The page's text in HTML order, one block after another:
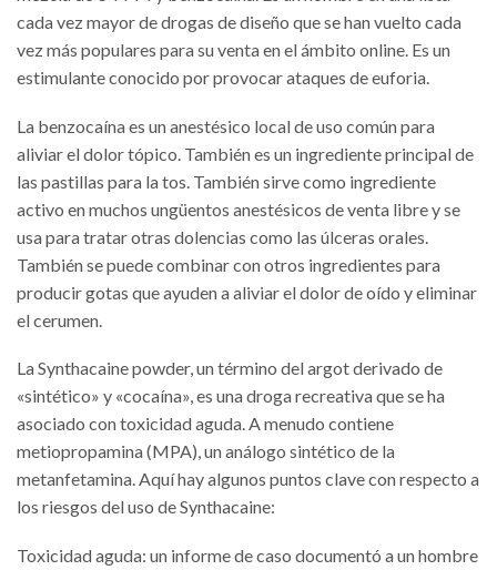
cada vez mayor de drogas de diseño que se han vuelto cada
vez más populares para su venta en el ámbito online. Es un
estimulante conocido por provocar ataques de euforia.
La benzocaína es un anestésico local de uso común para
aliviar el dolor tópico. También es un ingrediente principal de
las pastillas para la tos. También sirve como ingrediente
activo en muchos ungüentos anestésicos de venta libre y se
usa para tratar otras dolencias como las úlceras orales.
También se puede combinar con otros ingredientes para
producir gotas que ayuden a aliviar el dolor de oído y eliminar
el cerumen.
La Synthacaine powder, un término del argot derivado de
«sintético» y «cocaína», es una droga recreativa que se ha
asociado con toxicidad aguda. A menudo contiene
metiopropamina (MPA), un análogo sintético de la
metanfetamina. Aquí hay algunos puntos clave con respecto a
los riesgos del uso de Synthacaine:
Toxicidad aguda: un informe de caso documentó a un hombre